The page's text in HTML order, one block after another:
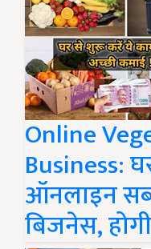
Online
Business:
ऑनलाइन
बिजनेस,